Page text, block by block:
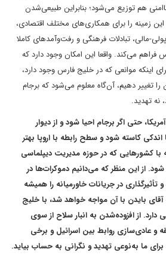
هم توزیع می‌شود؛ بنابراین طبیعی‌شدن
زمینه را برای همکاری‌های مختلف اقتصادی،
مالی، تبادلات فرهنگی و رفت‌وآمدهای کاملا
می‌کند. واقعا این امکان وجود دارد که
اینکه موانعی که در خلیج فارس وجود دارد،
را تغییر دهیم، آن‌گاه معلوم می‌شود که برجام
تهدید.
حتی اگر برجام احیا شود و از دیوار
اندکی کاسته شود و سطح رابطه با اروپا بهتر
با کشورهایی که در حوزه مدیریت دیپلماسی
از این منظر که می‌دانیم دموکرا‌ت‌ها در
تأثیرگذاری در جریانات خاورمیانه را همیشه
آقای بایدن با آن مواجه خواهد شد، با خلیج
دارد. از افزوده‌شدن به انبار سلاح از سوی
و عادی‌سازی روابط بین اسرائیل و برخی
ما به‌نوعی تهدید و نگرانی به حساب بیاید.